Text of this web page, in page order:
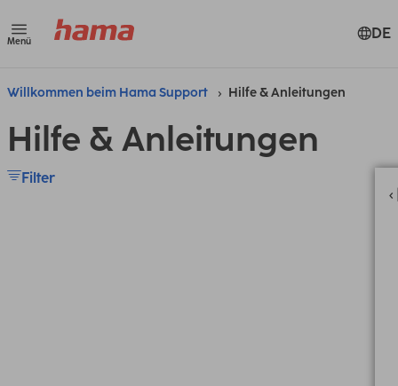
Menü DE
Willkommen beim Hama Support Hilfe & Anleitungen
Hilfe & Anleitungen
Filter